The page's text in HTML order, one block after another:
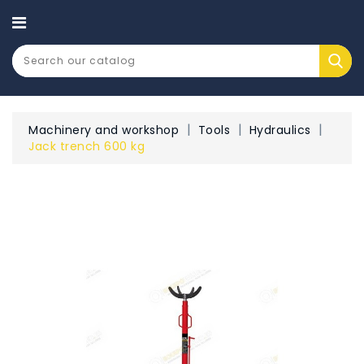
CATEGORY
Machinery and workshop Tools
Hydraulics
Jack trench 600 kg